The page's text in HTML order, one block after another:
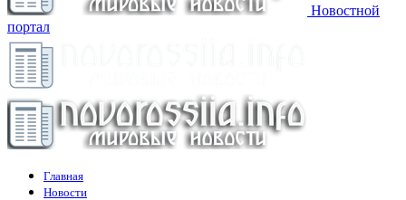
Новостной
портал
Главная
Новости